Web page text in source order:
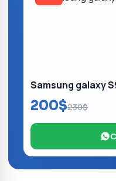
Samsung galaxy
200$230$